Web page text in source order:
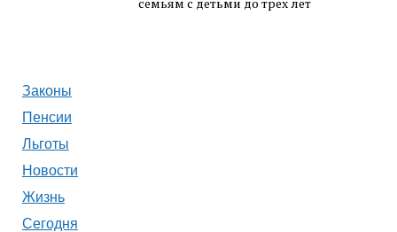
Законы
Пенсии
Льготы
Новости
Жизнь
Сегодня